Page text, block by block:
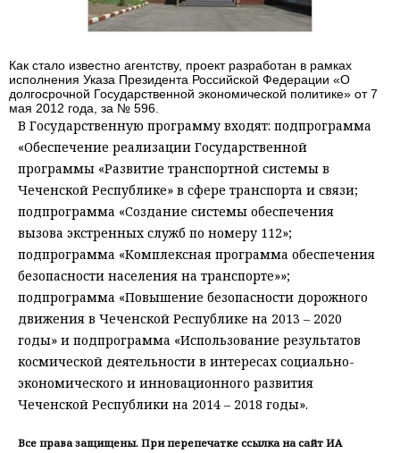
Как стало известно агентству, проект разработан в рамках
исполнения Указа Президента Российской Федерации «О
долгосрочной Государственной экономической политике» от 7
мая 2012 года, за № 596.
В Государственную программу входят: подпрограмма
«Обеспечение реализации Государственной
программы «Развитие транспортной системы в
Чеченской Республике» в сфере транспорта и связи;
подпрограмма «Создание системы обеспечения
вызова экстренных служб по номеру 112»;
подпрограмма «Комплексная программа обеспечения
безопасности населения на транспорте»»;
подпрограмма «Повышение безопасности дорожного
движения в Чеченской Республике на 2013 – 2020
годы» и подпрограмма «Использование результатов
космической деятельности в интересах социально-
экономического и инновационного развития
Чеченской Республики на 2014 – 2018 годы».
Все права защищены. При перепечатке ссылка на сайт ИА